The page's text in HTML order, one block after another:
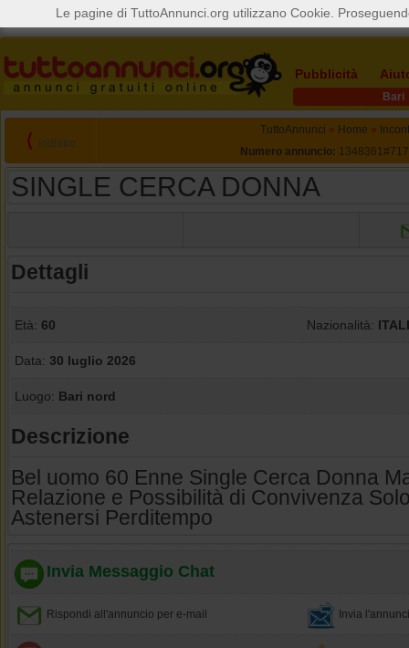
Pubblicità
Bari
⟨ Indietro
TuttoAnnunci » Home »
Numero annuncio:
SINGLE CERCA DONNA
Dettagli
Età: 60 Nazionalità:
Data: 30 luglio 2026
Luogo: Bari nord
Descrizione
Bel uomo 60 Enne Single Cerca Donna
Relazione e Possibilità di Convivenza
Astenersi Perditempo
Invia Messaggio Chat
Rispondi all'annuncio per e-mail Invia
Le pagine di TuttoAnnunci.org utilizzano Cookie.